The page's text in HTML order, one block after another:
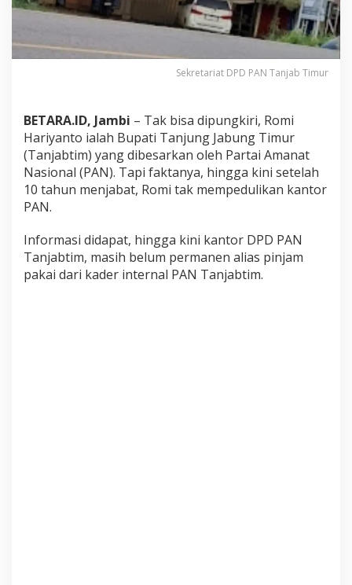
i
T
k
P
l
i
a
n
t
A
N
T
Sekretariat DPD PAN Tanjab Timur
BETARA.ID, Jambi – Tak bisa dipungkiri, Romi
Hariyanto ialah Bupati Tanjung Jabung Timur
(Tanjabtim) yang dibesarkan oleh Partai Amanat
Nasional (PAN). Tapi faktanya, hingga kini setelah
10 tahun menjabat, Romi tak mempedulikan kantor
PAN.
Informasi didapat, hingga kini kantor DPD PAN
Tanjabtim, masih belum permanen alias pinjam
pakai dari kader internal PAN Tanjabtim.